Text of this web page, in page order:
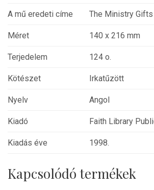
A mű eredeti címe The Ministry Gifts
Méret 140 x 216 mm
Terjedelem 124 o.
Kötészet Irkatűzött
Nyelv Angol
Kiadó Faith Library
Kiadás éve 1998.
Kapcsolódó termékek